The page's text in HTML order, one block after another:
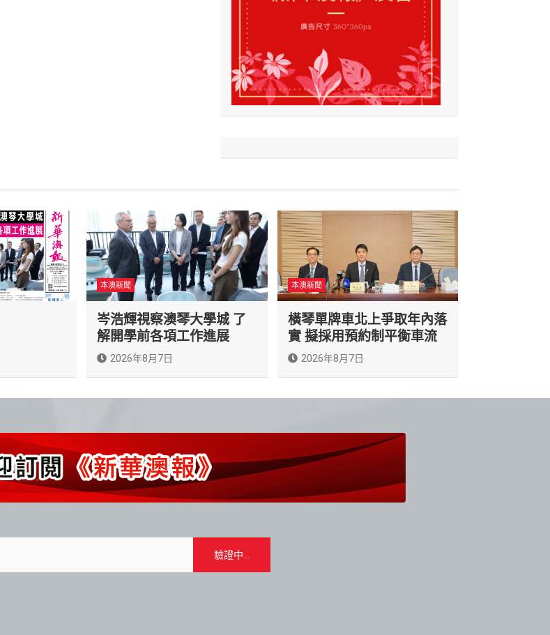
本澳新聞
岑浩輝視察澳琴大學城 了
解開學前各項工作進展
2026年8月7日
本澳新聞
橫琴單牌車北上爭取年內落
實 擬採用預約制平衡車流
2026年8月7日